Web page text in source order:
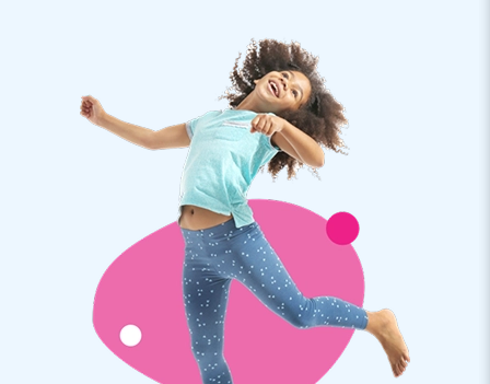
En option nous pouvons placer des stabilisateurs aux pieds.
De cette façon, l'arche est plus facile à stabiliser. Vous voulez
utiliser l'arche sur l'eau? C'est aussi possible ! Nos arches
étanches sont un système à air captif sans ventilateur, ce qui
leur permet de rester sur l'eau pendant quelques jours.
Souhaitez-vous obtenir plus d'informations sur l'arche de
départ et d'arrivée faite sur mesure ? Dans ce cas, veuillez
nous contacter.